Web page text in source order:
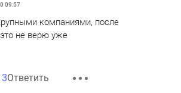
09:57
компаниями, после
не верю уже
3Ответить